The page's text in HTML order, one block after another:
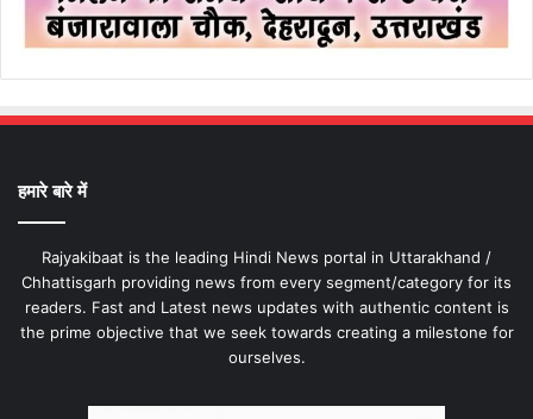
हमारे बारे में
Rajyakibaat is the leading Hindi News portal in Uttarakhand /
Chhattisgarh providing news from every segment/category for its
readers. Fast and Latest news updates with authentic content is
the prime objective that we seek towards creating a milestone for
ourselves.